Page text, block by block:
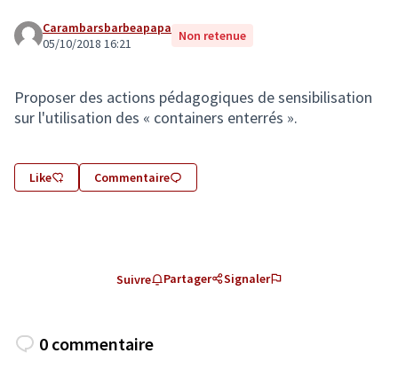
Carambarsbarbeapapa
05/10/2018 16:21
Non retenue
Proposer des actions pédagogiques de sensibilisation
sur l'utilisation des « containers enterrés ».
Like Commentaire
Suivre Partager Signaler
0 commentaire